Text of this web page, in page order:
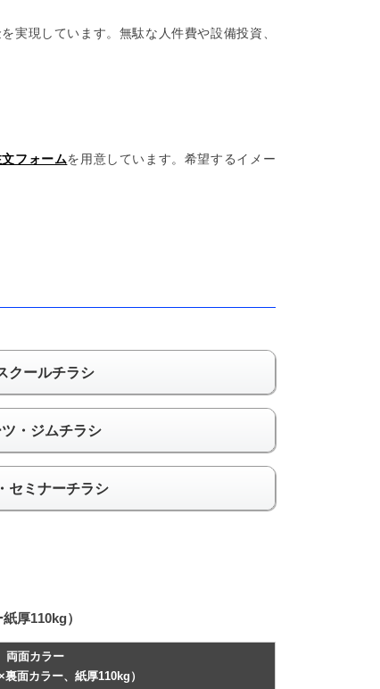
実現しています。無駄な人件費や設備投資、
フォームを用意しています。希望するイメー
クールチラシ
・ジムチラシ
セミナーチラシ
厚110kg）
両面カラー
裏面カラー、紙厚110kg）